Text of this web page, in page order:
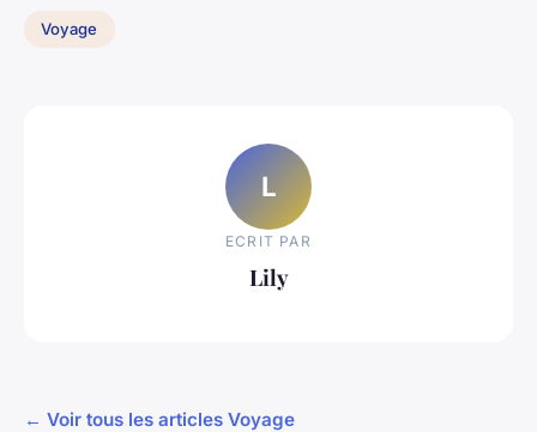
Voyage
L
ECRIT PAR
Lily
← Voir tous les articles Voyage